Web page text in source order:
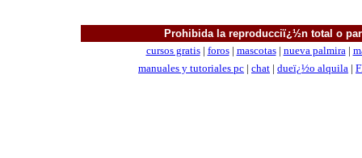
Prohibida la reproducciï¿½n total o
cursos gratis| foros| mascotas| nueva palmira|
manuales y tutoriales pc | chat | dueï¿½o alquila |